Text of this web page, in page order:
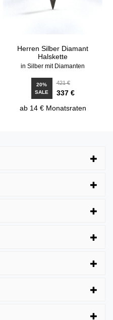
Herren Silber Diamant
Halskette
in Silber mit Diamanten
20%
SALE
421 €
337 €
ab 14 € Monatsraten